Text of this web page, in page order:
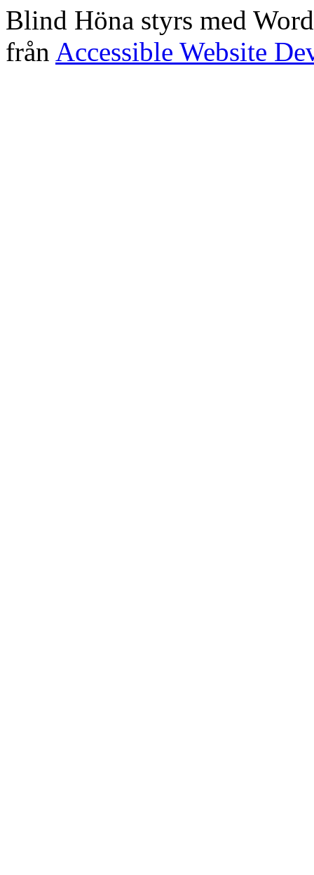
Blind Höna styrs med
från Accessible Website